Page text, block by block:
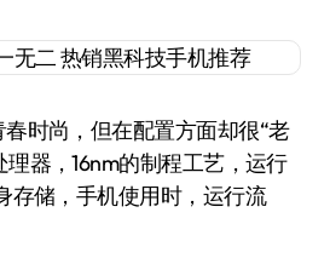
时尚，但在配置方面却很“老
器，16nm的制程工艺，运行
存储，手机使用时，运行流